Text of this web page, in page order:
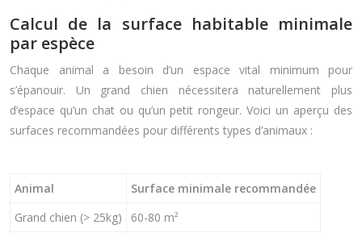
Calcul de la surface habitable minimale
par espèce
Chaque animal a besoin d’un espace vital minimum pour
s’épanouir. Un grand chien nécessitera naturellement plus
d’espace qu’un chat ou qu’un petit rongeur. Voici un aperçu des
surfaces recommandées pour différents types d’animaux :
Animal
Surface minimale recommandée
Grand chien (> 25kg)
60-80 m²